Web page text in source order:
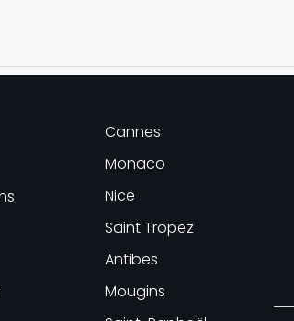
Cannes
Monaco
Nice
Saint Tropez
Antibes
Mougins